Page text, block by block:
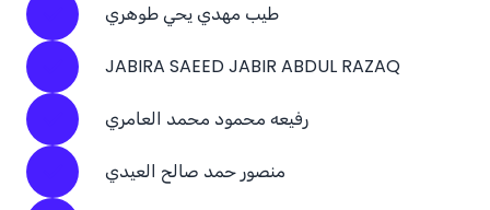
طيب مهدي يحي طوهري
JABIRA SAEED JABIR ABDUL RAZAQ
رفيعه محمود محمد العامري
منصور حمد صالح العيدي